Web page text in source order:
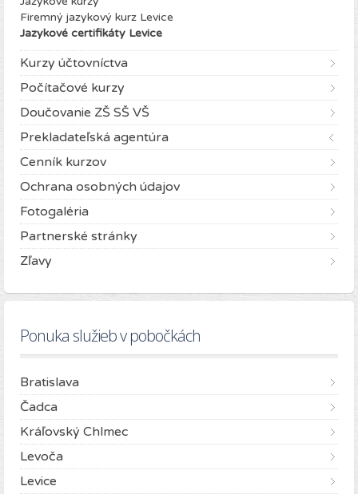
Firemný jazykový kurz Levice
Jazykové certifikáty Levice
Kurzy účtovníctva
Počítačové kurzy
Doučovanie ZŠ SŠ VŠ
Prekladateľská agentúra
Cenník kurzov
Ochrana osobných údajov
Fotogaléria
Partnerské stránky
Zľavy
Ponuka služieb v pobočkách
Bratislava
Čadca
Kráľovský Chlmec
Levoča
Levice